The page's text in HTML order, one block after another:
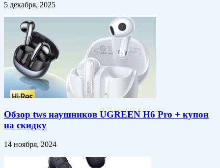
5 декабря, 2025
Обзор tws наушников UGREEN H6 Pro + купон
на скидку
14 ноября, 2024